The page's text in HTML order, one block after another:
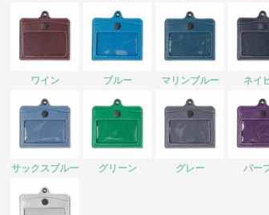
ワイン ブルー マリンブルー ネイ
サックスブルー グリーン グレー パー